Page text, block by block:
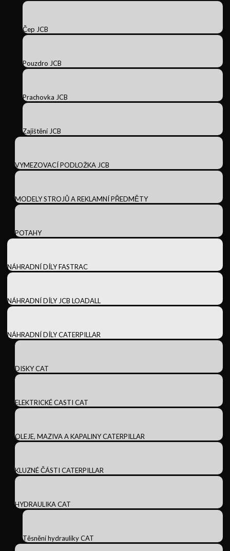
Čep JCB
Pouzdro JCB
Prachovka JCB
Zajištění JCB
VYMEZOVACÍ PODLOŽKA JCB
MODELY STROJŮ A REKLAMNÍ PŘEDMĚTY
POTAHY
NÁHRADNÍ DÍLY FASTRAC
NÁHRADNÍ DÍLY JCB LOADALL
NÁHRADNÍ DÍLY CATERPILLAR
DISKY CAT
ELEKTRICKÉ CASTI CAT
OLEJE, MAZIVA A KAPALINY CATERPILLAR
KLUZNÉ ČÁSTI CATERPILLAR
HYDRAULIKA CAT
Těsnění hydrauliky CAT